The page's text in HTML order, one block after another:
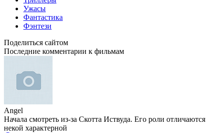
Ужасы
Фантастика
Фэнтези
Поделиться сайтом
Последние комментарии к фильмам
Angel
Начала смотреть из-за Скотта Иствуда. Его роли отличаются
некой характерной